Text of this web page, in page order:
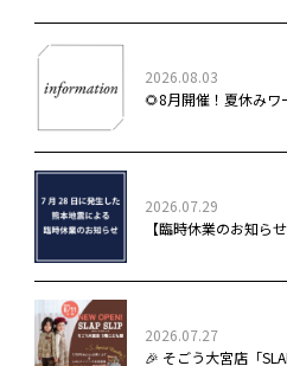
2026.08.03
🌻8月開催！夏休みワ
2026.07.29
【臨時休業のお知らせ
2026.07.27
🎉 そごう大宮店「